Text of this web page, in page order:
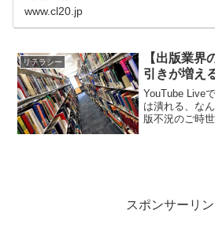
www.cl20.jp
リテラシー
【出版業界
引きが増え
YouTube Live
は潰れる、な
版不況のご時
いこうかと思
スポンサーリン